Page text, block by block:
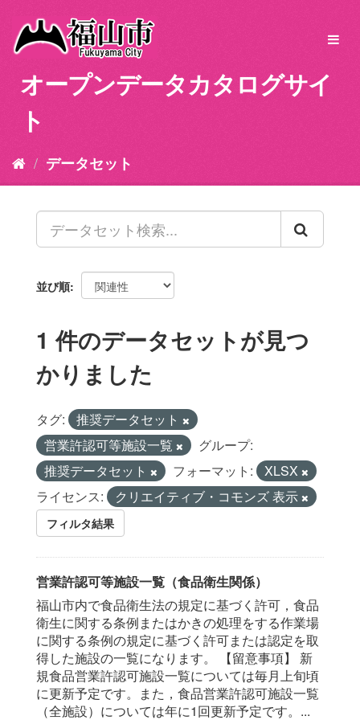
オープンデータカタログサイ
ト
データセット
並び順
1 件のデータセットが見つ
かりました
タグ:
推奨データセット
営業許認可等施設一覧
グループ:
推奨データセット
フォーマット:
XLSX
ライセンス:
クリエイティブ・コモンズ 表示
フィルタ結果
営業許認可等施設一覧（食品衛生関係）
福山市内で食品衛生法の規定に基づく許可，食品
衛生に関する条例またはかきの処理をする作業場
に関する条例の規定に基づく許可または認定を取
得した施設の一覧になります。 【留意事項】 新
規食品営業許認可施設一覧については毎月上旬頃
に更新予定です。また，食品営業許認可施設一覧
（全施設）については年に1回更新予定です。...